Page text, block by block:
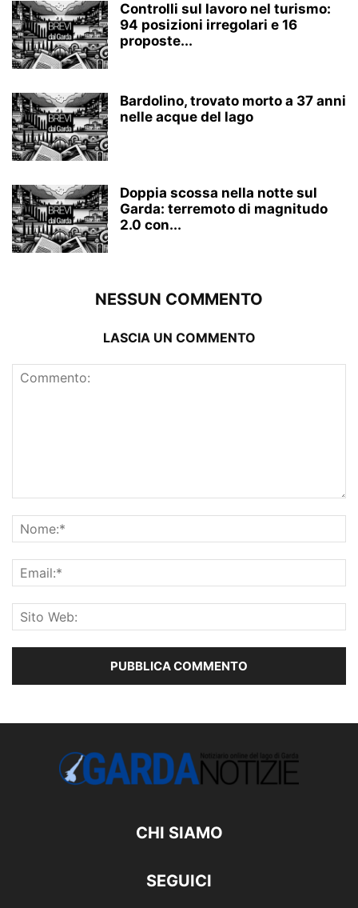
Controlli sul lavoro nel turismo:
94 posizioni irregolari e 16
proposte...
Bardolino, trovato morto a 37 anni
nelle acque del lago
Doppia scossa nella notte sul
Garda: terremoto di magnitudo
2.0 con...
NESSUN COMMENTO
LASCIA UN COMMENTO
CHI SIAMO
SEGUICI